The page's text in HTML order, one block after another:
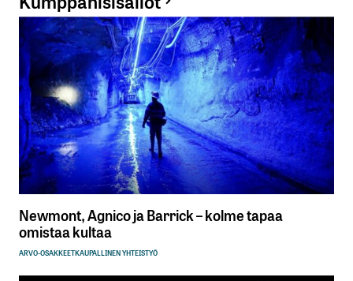
Newmont, Agnico ja Barrick – kolme tapaa
omistaa kultaa
ARVO-OSAKKEETKAUPALLINEN YHTEISTYÖ